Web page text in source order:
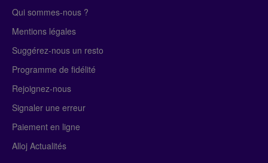
Qui sommes-nous ?
Mentions légales
Suggérez-nous un resto
Programme de fidélité
Rejoignez-nous
Signaler une erreur
Paiement en ligne
Alloj Actualités